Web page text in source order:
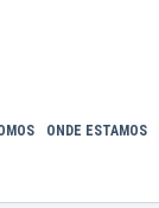
ONDE ESTAMOS